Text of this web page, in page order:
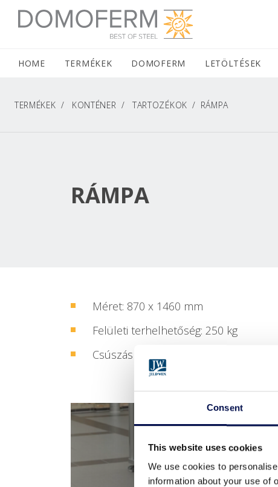
Consent
This website uses cookies
We use cookies to
information about your use of
DOMOFERM NAVIGATION
HOME (CURRENT)
TERMÉKEK DOMOFERM LETÖLTÉSEK
TERMÉKEK KONTÉNER TARTOZÉKOK RÁMPA
RÁMPA
Méret: 870 x 1460 mm
Felületi terhelhetőség: 250 kg
Csúszásmentes alumínium